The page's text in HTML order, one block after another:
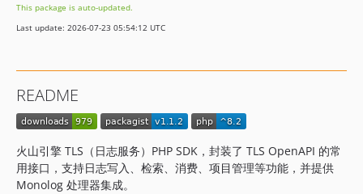
This package is auto-updated.
Last update: 2026-07-23 05:54:12 UTC
README
火山引擎 TLS（日志服务）PHP SDK，封装了 TLS OpenAPI 的常
用接口，支持日志写入、检索、消费、项目管理等功能，并提供
Monolog 处理器集成。